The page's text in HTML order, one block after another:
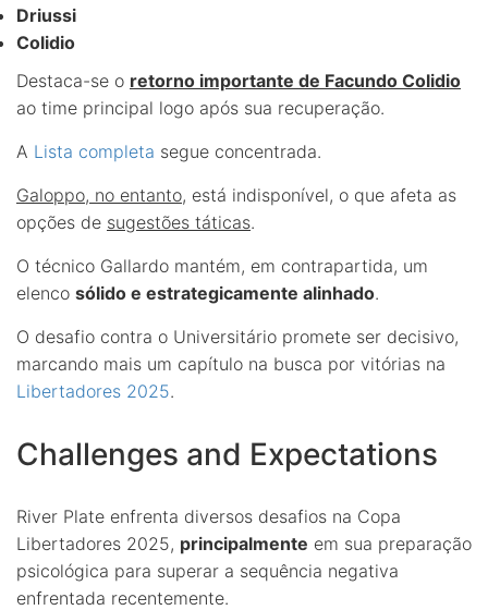
Driussi
Colidio
Destaca-se o retorno importante de Facundo Colidio
ao time principal logo após sua recuperação.
A Lista completa segue concentrada.
Galoppo, no entanto, está indisponível, o que afeta as
opções de sugestões táticas.
O técnico Gallardo mantém, em contrapartida, um
elenco sólido e estrategicamente alinhado.
O desafio contra o Universitário promete ser decisivo,
marcando mais um capítulo na busca por vitórias na
Libertadores 2025.
Challenges and Expectations
River Plate enfrenta diversos desafios na Copa
Libertadores 2025, principalmente em sua preparação
psicológica para superar a sequência negativa
enfrentada recentemente.